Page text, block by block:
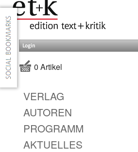
Login
0 Artikel
VERLAG
AUTOREN
PROGRAMM
AKTUELLES